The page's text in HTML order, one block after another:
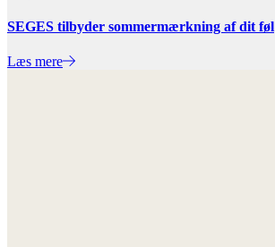
SEGES tilbyder sommermærkning af dit føl
Læs mere